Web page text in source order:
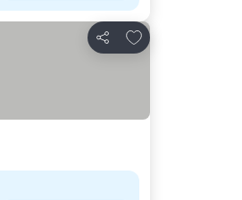
Deli
Dodati u favorite